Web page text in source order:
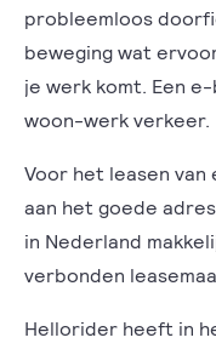
probleemloos
beweging wat
je werk komt. Een
woon-werk verkeer.
Voor het leasen
aan het goede
in Nederland
verbonden
Hellorider heeft in